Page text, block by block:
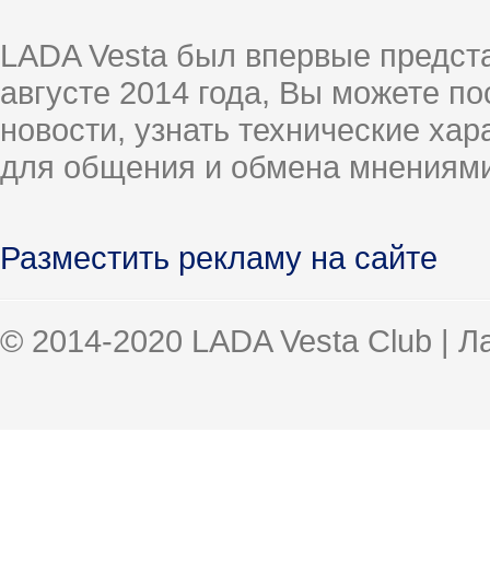
LADA Vesta был впервые
августе 2014 года, Вы можете
новости, узнать технические
для общения и обмена
Разместить рекламу на сайте
© 2014-2020 LADA Vesta Club |